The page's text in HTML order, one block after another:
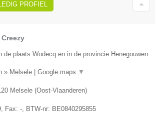
PROFIEL
de plaats Wodecq en in de provincie Henegouwen.
» Melsele Google maps ▼
Melsele (Oost-Vlaanderen)
, Fax: -, BTW-nr: BE0840295855